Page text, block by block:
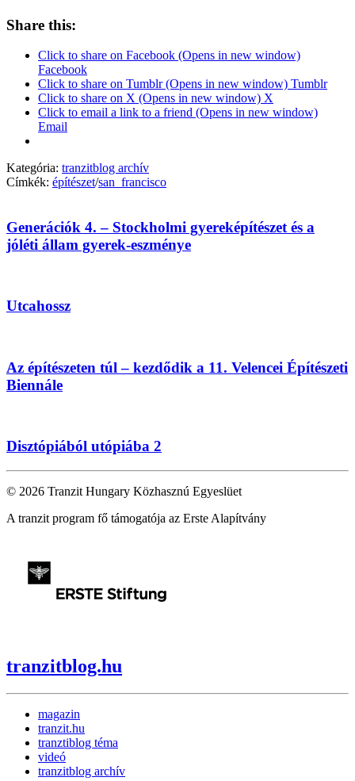
Share this:
Click to share on Facebook (Opens in new window)
Facebook
Click to share on Tumblr (Opens in new window) Tumblr
Click to share on X (Opens in new window) X
Click to email a link to a friend (Opens in new window)
Email
Kategória: tranzitblog archív
Címkék: építészet/san_francisco
Generációk 4. – Stockholmi gyereképítészet és a
jóléti állam gyerek-eszménye
Utcahossz
Az építészeten túl – kezdődik a 11. Velencei Építészeti
Biennále
Disztópiából utópiába 2
© 2026 Tranzit Hungary Közhasznú Egyeslüet
A tranzit program fő támogatója az Erste Alapítvány
tranzitblog.hu
magazin
tranzit.hu
tranztiblog téma
videó
tranzitblog archív